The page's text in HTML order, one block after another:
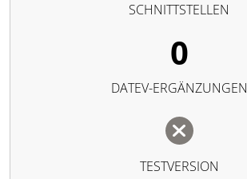
SCHNITTSTELLEN
0
DATEV-ERGÄNZUNGEN
TESTVERSION